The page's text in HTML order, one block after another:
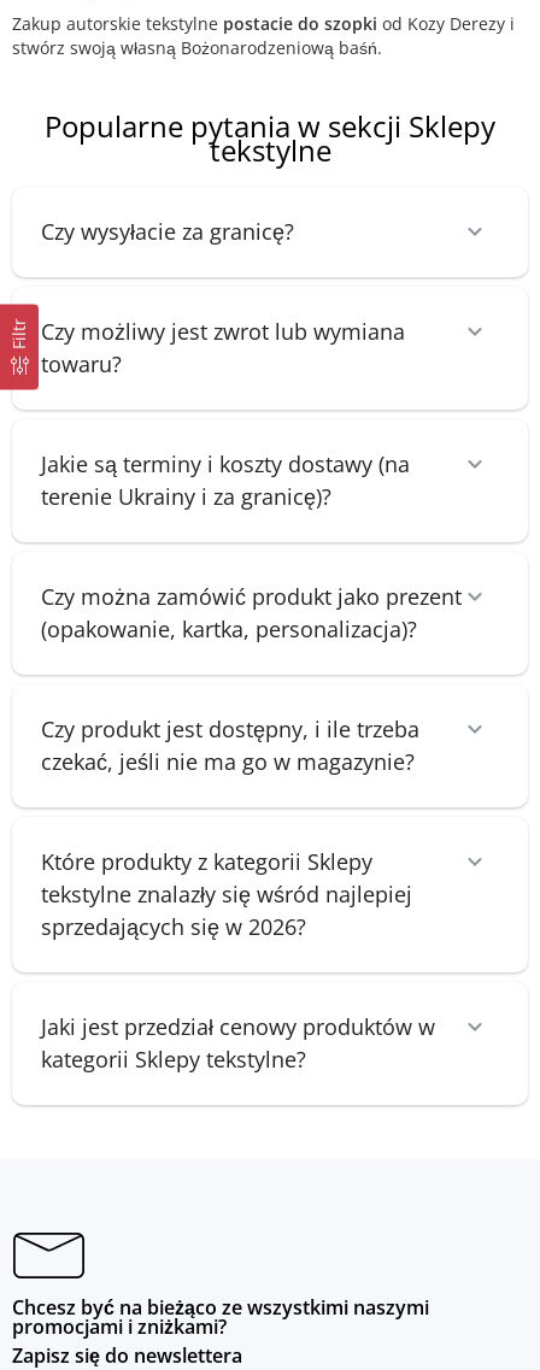
Filtr
Zakup autorskie tekstylne postacie do szopki od Kozy Derezy i
stwórz swoją własną Bożonarodzeniową baśń.
Popularne pytania w sekcji Sklepy
tekstylne
Czy wysyłacie za granicę?
Czy możliwy jest zwrot lub wymiana
towaru?
Jakie są terminy i koszty dostawy (na
terenie Ukrainy i za granicę)?
Czy można zamówić produkt jako prezent
(opakowanie, kartka, personalizacja)?
Czy produkt jest dostępny, i ile trzeba
czekać, jeśli nie ma go w magazynie?
Które produkty z kategorii Sklepy
tekstylne znalazły się wśród najlepiej
sprzedających się w 2026?
Jaki jest przedział cenowy produktów w
kategorii Sklepy tekstylne?
Chcesz być na bieżąco ze wszystkimi naszymi
promocjami i zniżkami?
Zapisz się do newslettera